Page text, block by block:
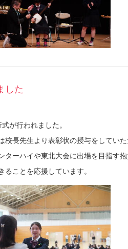
した
が行われました。
長先生より表彰状の授与をしていた
ーハイや東北大会に出場を目指す抱
ことを応援しています。